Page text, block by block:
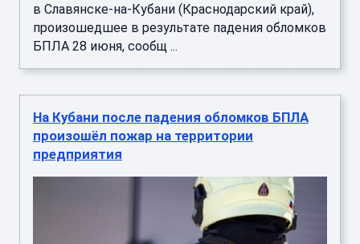
в Славянске-на-Кубани (Краснодарский край),
произошедшее в результате падения обломков
БПЛА 28 июня, сообщ ...
На Кубани после падения обломков БПЛА
произошёл пожар на территории
предприятия